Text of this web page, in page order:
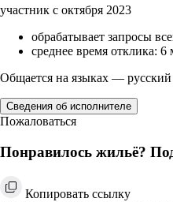
участник с октября 2023
обрабатывает запросы
среднее время отклика: 6
Общается на языках — русский
Сведения об исполнителе
Пожаловаться
Понравилось жильё?
Копировать ссылку